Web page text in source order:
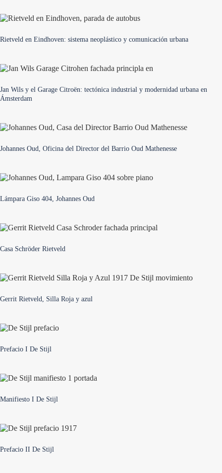
Rietveld en Eindhoven: sistema neoplástico y comunicación urbana
Jan Wils y el Garage Citroën: tectónica industrial y modernidad urbana en
Ámsterdam
Johannes Oud, Oficina del Director del Barrio Oud Mathenesse
Lámpara Giso 404, Johannes Oud
Casa Schröder Rietveld
Gerrit Rietveld, Silla Roja y azul
Prefacio I De Stijl
Manifiesto I De Stijl
Prefacio II De Stijl